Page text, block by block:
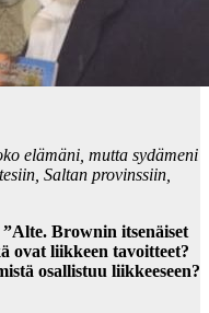
elämäni, mutta sydämeni
Saltan provinssiin,
Brownin itsenäiset
liikkeen tavoitteet?
osallistuu liikkeeseen?